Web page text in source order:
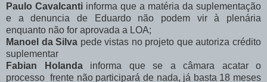
Paulo Cavalcanti informa que a matéria da suplementação
e a denuncia de Eduardo não podem vir à plenária
enquanto não for aprovada a LOA;
Manoel da Silva pede vistas no projeto que autoriza crédito
suplementar
Fabian Holandainforma que se a câmara acatar o
processo frente não participará de nada, já basta 18 meses